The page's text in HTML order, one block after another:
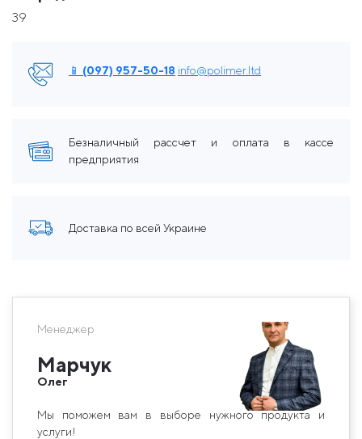
39
📱 (097) 957-50-18 info@polimer.ltd
Безналичный рассчет и оплата в кассе
предприятия
Доставка по всей Украине
Менеджер
Марчук
Олег
Мы поможем вам в выборе нужного продукта и
услуги!